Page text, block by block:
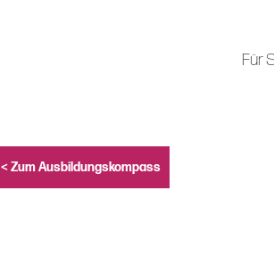
Für
< Zum Ausbildungskompass